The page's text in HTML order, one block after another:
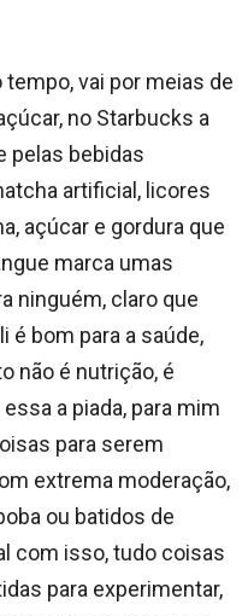
tempo, vai por meias de
no Starbucks a
pelas bebidas
artificial, licores
açúcar e gordura que
marca umas
ninguém, claro que
é bom para a saúde,
não é nutrição, é
a piada, para mim
para serem
extrema moderação,
ou batidos de
com isso, tudo coisas
para experimentar,